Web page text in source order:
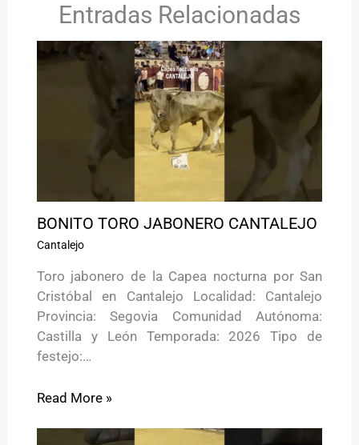
Entradas Relacionadas
BONITO TORO JABONERO CANTALEJO
Cantalejo
Toro jabonero de la Capea nocturna por San
Cristóbal en Cantalejo Localidad: Cantalejo
Provincia: Segovia Comunidad Autónoma:
Castilla y León Temporada: 2026 Tipo de
festejo:…
Read More »